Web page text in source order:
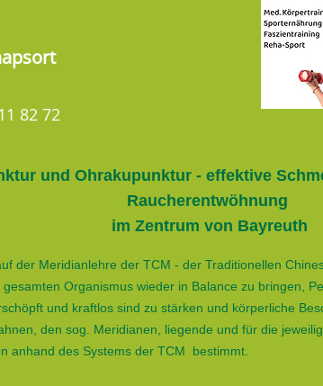
82 72
und Ohrakupunktur - effektive
Raucherentwöhnung
im Zentrum von Bayreuth​
der Meridianlehre der TCM - der Traditionellen
Organismus wieder in Balance zu bringen,
und kraftlos sind zu stärken und körperliche
den sog. Meridianen, liegende und für die
anhand des Systems der TCM bestimmt.